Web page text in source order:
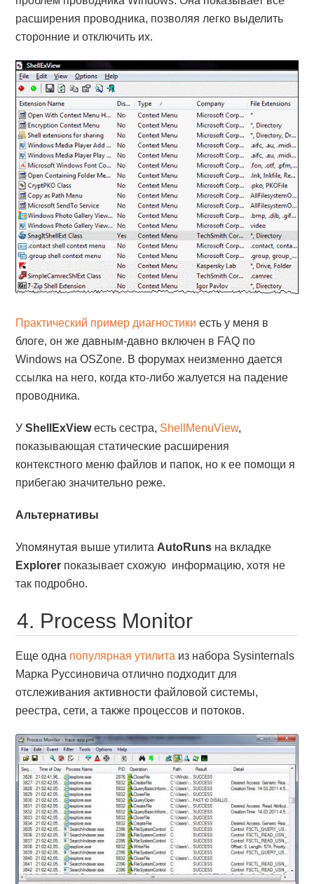
расширения проводника, позволяя легко выделить
сторонние и отключить их.
Практический пример диагностики есть у меня в
блоге, он же давным-давно включен в FAQ по
Windows на OSZone. В форумах неизменно дается
ссылка на него, когда кто-либо жалуется на падение
проводника.
УShellExViewесть сестра, ShellMenuView,
показывающая статические расширения
контекстного меню файлов и папок, но к ее помощи я
прибегаю значительно реже.
Альтернативы
Упомянутая выше утилита AutoRuns на вкладке
Explorer показывает схожую информацию, хотя не
так подробно.
4. Process Monitor
Еще одна популярная утилита из набора Sysinternals
Марка Руссиновича отлично подходит для
отслеживания активности файловой системы,
реестра, сети, а также процессов и потоков.